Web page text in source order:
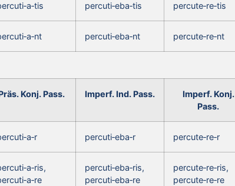
percuti‑eba‑tis percute‑re‑tis
percuti‑eba‑nt percute‑re‑nt
Konj. Pass. Imperf. Ind. Pass.
Imperf. Konj.
Pass.
percuti‑eba‑r percute‑re‑r
percuti‑eba‑ris,
percuti‑eba‑re
percute‑re‑ris,
percute‑re‑re